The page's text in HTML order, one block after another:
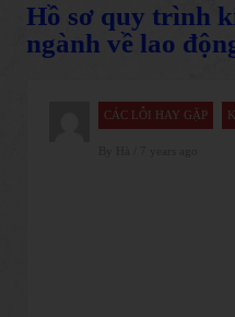
Hồ sơ quy trình
ngành về lao
CÁC LỖI HAY GẶP